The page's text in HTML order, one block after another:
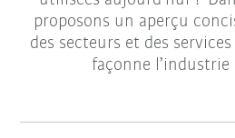
proposons un aperçu
des secteurs et des
façonne l’industrie